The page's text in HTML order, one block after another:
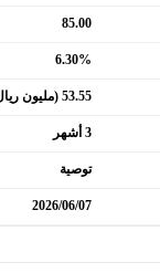
85.00
6.30%
53.55 (مليون ريال)
3 أشهر
توصية
2026/06/07